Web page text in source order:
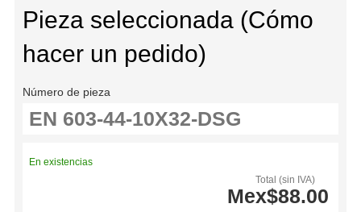
Pieza seleccionada (Cómo
hacer un pedido)
Número de pieza
Total (sin IVA)
Mex$88.00
En existencias